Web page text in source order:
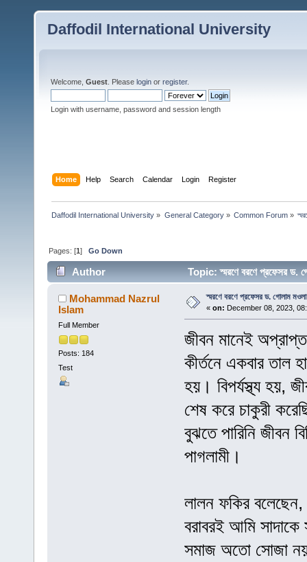
Daffodil International University
Welcome, Guest . Please login or register.
Login with username, password and session length
Home Help Search Calendar Login Register
Daffodil International University » General Category» Common Forum»
Pages: [1]Go Down
Author Topic: স্মরণে বরণে প্রফেসর
Mohammad Nazrul
Islam
Full Member
Posts: 184
Test
স্মরণে বরণে প্রফেসর ড. গোলাম
« on: December 08, 2023,
জীবন মানেই
কীর্তনে একবার তাল
হয়। বিপর্যস্থ্য হয়,
শেষ করে চাকুরী
বুঝতে পারিনি জীবন
পাগলামী।
লালন ফকির
বরাবরই আমি
সমাজ অতো সোজা